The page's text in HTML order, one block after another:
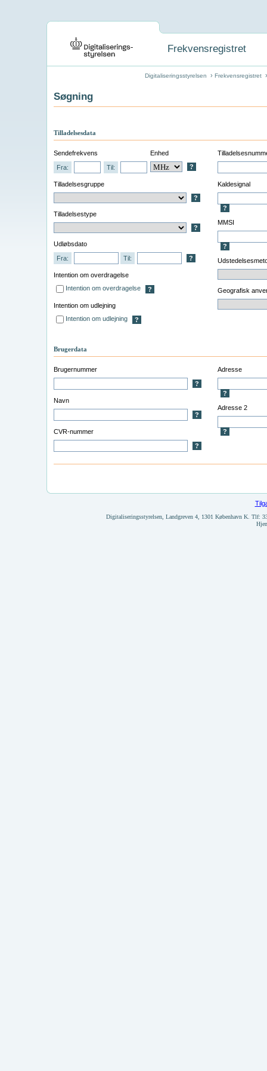
Frekvensregistret
Digitaliseringsstyrelsen › Frekvensregistret
Søgning
Tilladelsesdata
Sendefrekvens
Fra:
Til:
Enhed
?
Tilladelsesgruppe
?
Tilladelsestype
?
Udløbsdato
Fra:
Til: ?
Intention om overdragelse
Intention om overdragelse
?
Intention om udlejning
Intention om udlejning
?
Kaldesignal
?
MMSI
?
Geografisk
Brugerdata
Brugernummer
?
Navn
?
CVR-nummer
?
Adresse
?
Adresse 2
?
Digitaliseringsstyrelsen, Landgreven 4, 1301 København K. Tlf: